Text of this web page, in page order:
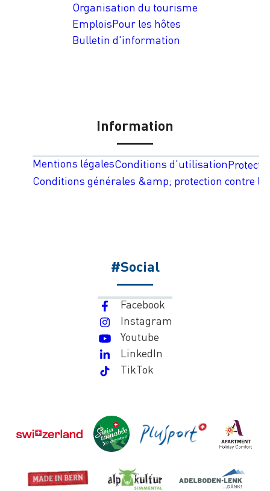
Organisation du tourisme
EmploisPour les hôtes
Bulletin d'information
Information
Mentions légalesConditions d'utilisation
Conditions générales &amp; protection contre
#Social
Facebook
Instagram
Youtube
LinkedIn
TikTok